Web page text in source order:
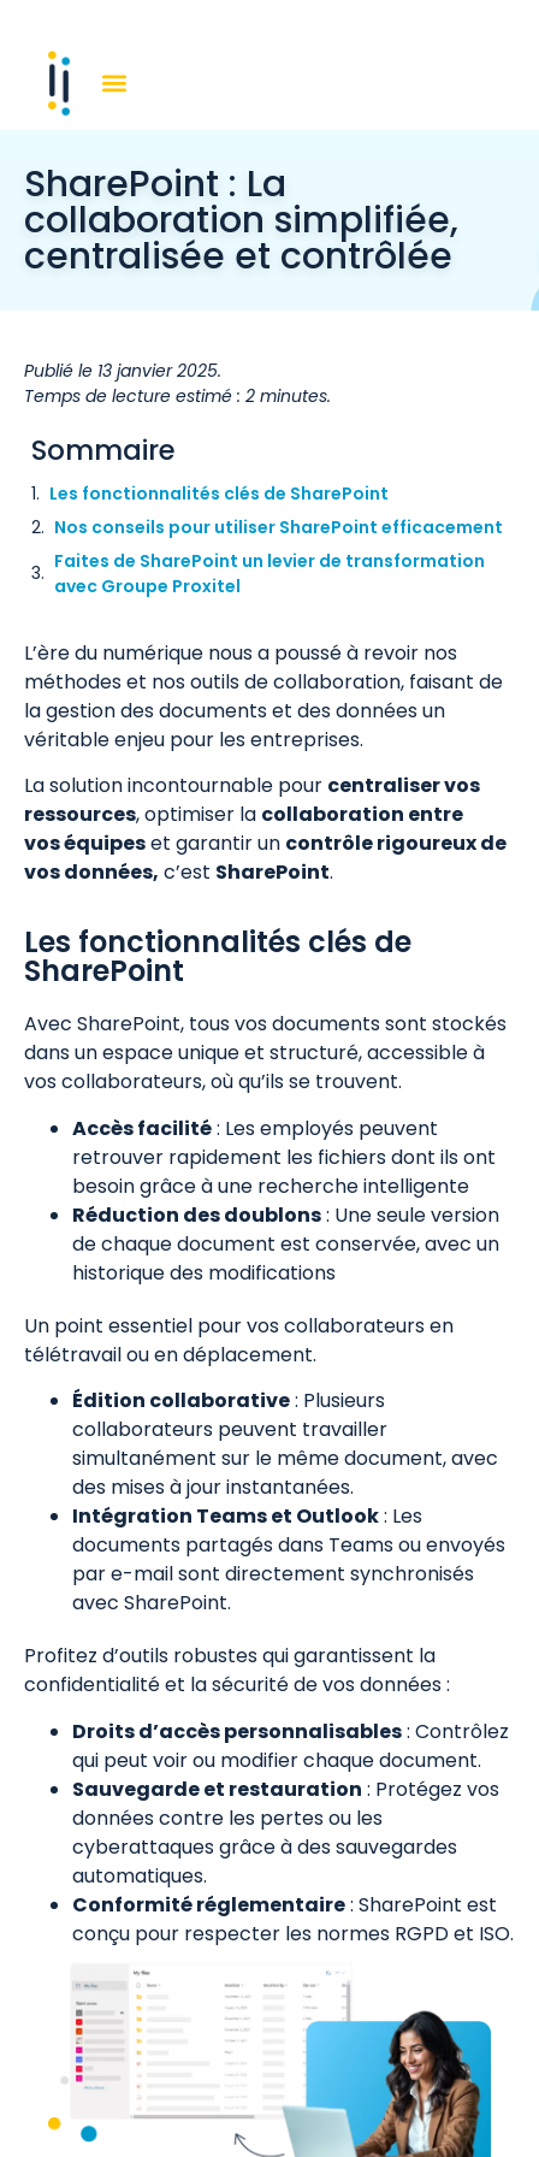
SharePoint : La
collaboration simplifiée,
centralisée et contrôlée
Publié le 13 janvier 2025.
Temps de lecture estimé : 2 minutes.
Sommaire
Les fonctionnalités clés de SharePoint
Nos conseils pour utiliser SharePoint efficacement
Faites de SharePoint un levier de transformation
avec Groupe Proxitel
L’ère du numérique nous a poussé à revoir nos
méthodes et nos outils de collaboration, faisant de
la gestion des documents et des données un
véritable enjeu pour les entreprises.
La solution incontournable pour centraliser vos
ressources, optimiser la collaboration entre
vos équipeset garantir un contrôle rigoureux de
vos données, c’est SharePoint.
Les fonctionnalités clés de
SharePoint
Avec SharePoint, tous vos documents sont stockés
dans un espace unique et structuré, accessible à
vos collaborateurs, où qu’ils se trouvent.
Accès facilité: Les employés peuvent
retrouver rapidement les fichiers dont ils ont
besoin grâce à une recherche intelligente
Réduction des doublons: Une seule version
de chaque document est conservée, avec un
historique des modifications
Un point essentiel pour vos collaborateurs en
télétravail ou en déplacement.
Édition collaborative: Plusieurs
collaborateurs peuvent travailler
simultanément sur le même document, avec
des mises à jour instantanées.
Intégration Teams et Outlook: Les
documents partagés dans Teams ou envoyés
par e-mail sont directement synchronisés
avec SharePoint.
Profitez d’outils robustes qui garantissent la
confidentialité et la sécurité de vos données :
Droits d’accès personnalisables: Contrôlez
qui peut voir ou modifier chaque document.
Sauvegarde et restauration : Protégez vos
données contre les pertes ou les
cyberattaques grâce à des sauvegardes
automatiques.
Conformité réglementaire: SharePoint est
conçu pour respecter les normes RGPD et ISO.